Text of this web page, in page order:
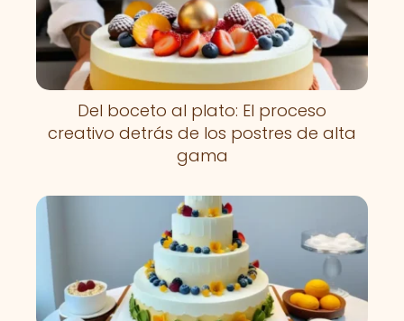
Del boceto al plato: El proceso
creativo detrás de los postres de alta
gama